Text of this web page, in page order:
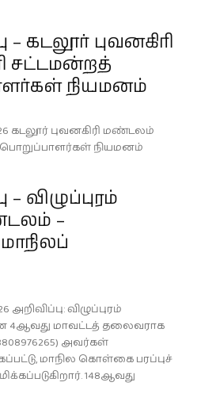
கடலூர் புவனகிரி
சட்டமன்றத்
நியமனம்
கடலூர் புவனகிரி மண்டலம்
பொறுப்பாளர்கள் நியமனம்
விழுப்புரம்
–
அறிவிப்பு: விழுப்புரம்
4ஆவது மாவட்டத் தலைவராக
அவர்கள்
மாநில கொள்கை பரப்புச்
148ஆவது